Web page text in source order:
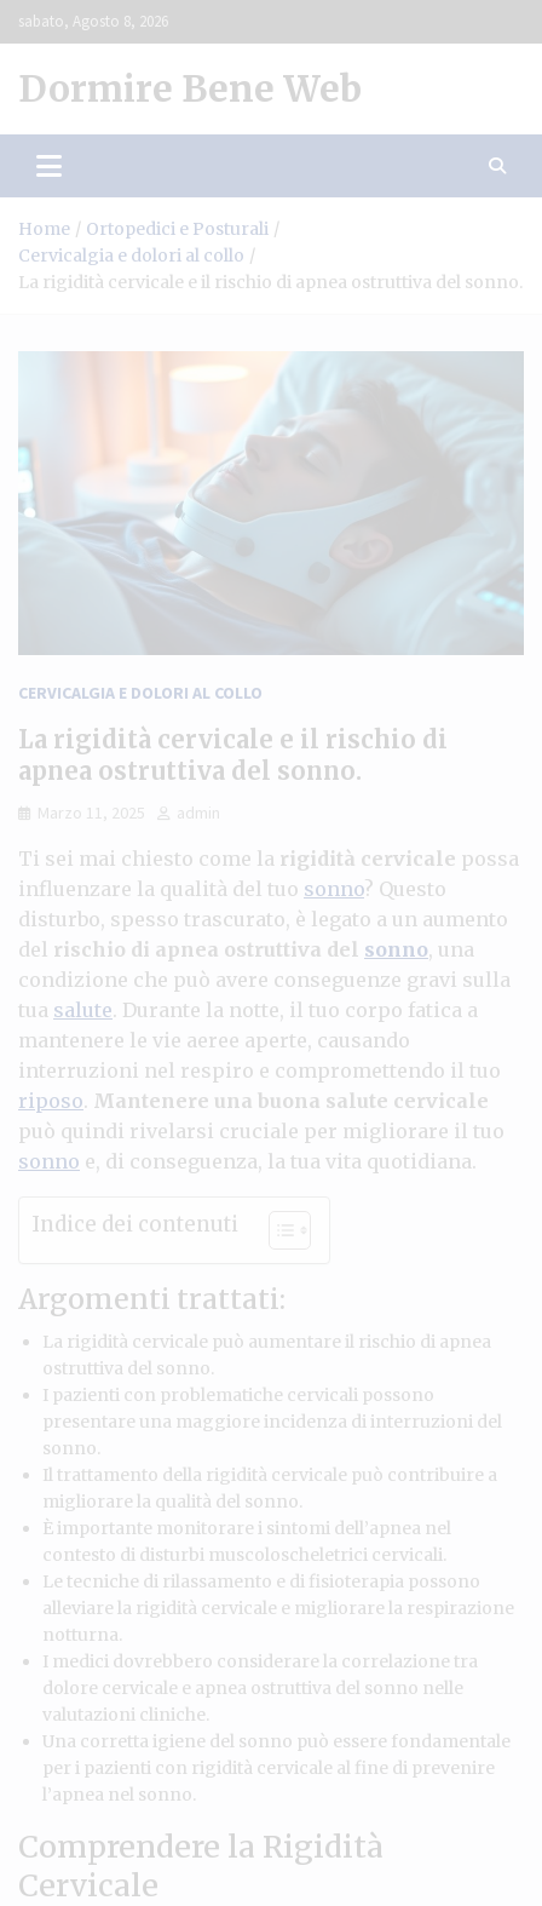
Skip
to
sabato, Agosto 8, 2026
Dormire Bene Web
Home
Ortopedici e Posturali
Cervicalgia e dolori al collo
La rigidità cervicale e il rischio di apnea ostruttiva del sonno.
CERVICALGIA E DOLORI AL COLLO
La rigidità cervicale e il rischio di
apnea ostruttiva del sonno.
Marzo 11, 2025 admin
Ti sei mai chiesto come la rigidità cervicale possa
influenzare la qualità del tuo sonno? Questo
disturbo, spesso trascurato, è legato a un aumento
del rischio di apnea ostruttiva del sonno, una
condizione che può avere conseguenze gravi sulla
tua salute. Durante la notte, il tuo corpo fatica a
mantenere le vie aeree aperte, causando
interruzioni nel respiro e compromettendo il tuo
riposo. Mantenere una buona salute cervicale
può quindi rivelarsi cruciale per migliorare il tuo
sonno e, di conseguenza, la tua vita quotidiana.
Indice dei contenuti
Argomenti trattati:
La rigidità cervicale può aumentare il rischio di apnea
ostruttiva del sonno.
I pazienti con problematiche cervicali possono
presentare una maggiore incidenza di interruzioni del
sonno.
Il trattamento della rigidità cervicale può contribuire a
migliorare la qualità del sonno.
È importante monitorare i sintomi dell’apnea nel
contesto di disturbi muscoloscheletrici cervicali.
Le tecniche di rilassamento e di fisioterapia possono
alleviare la rigidità cervicale e migliorare la respirazione
notturna.
I medici dovrebbero considerare la correlazione tra
dolore cervicale e apnea ostruttiva del sonno nelle
valutazioni cliniche.
Una corretta igiene del sonno può essere fondamentale
per i pazienti con rigidità cervicale al fine di prevenire
l’apnea nel sonno.
Comprendere la Rigidità
Cervicale